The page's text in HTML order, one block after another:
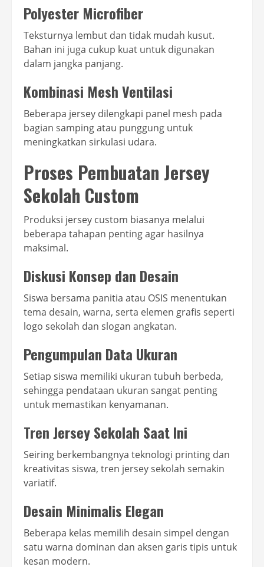
Polyester Microfiber
Teksturnya lembut dan tidak mudah kusut.
Bahan ini juga cukup kuat untuk digunakan
dalam jangka panjang.
Kombinasi Mesh Ventilasi
Beberapa jersey dilengkapi panel mesh pada
bagian samping atau punggung untuk
meningkatkan sirkulasi udara.
Proses Pembuatan Jersey
Sekolah Custom
Produksi jersey custom biasanya melalui
beberapa tahapan penting agar hasilnya
maksimal.
Diskusi Konsep dan Desain
Siswa bersama panitia atau OSIS menentukan
tema desain, warna, serta elemen grafis seperti
logo sekolah dan slogan angkatan.
Pengumpulan Data Ukuran
Setiap siswa memiliki ukuran tubuh berbeda,
sehingga pendataan ukuran sangat penting
untuk memastikan kenyamanan.
Tren Jersey Sekolah Saat Ini
Seiring berkembangnya teknologi printing dan
kreativitas siswa, tren jersey sekolah semakin
variatif.
Desain Minimalis Elegan
Beberapa kelas memilih desain simpel dengan
satu warna dominan dan aksen garis tipis untuk
kesan modern.